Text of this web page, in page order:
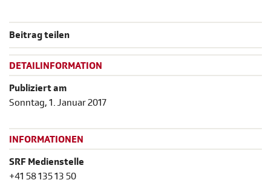
Beitrag teilen
DETAILINFORMATION
Publiziert am
Sonntag, 1. Januar 2017
INFORMATIONEN
SRF Medienstelle
+41 58 135 13 50